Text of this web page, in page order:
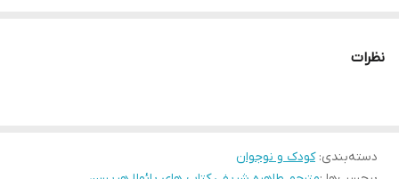
نظرات
دسته‌بندی:کودک و نوجوان